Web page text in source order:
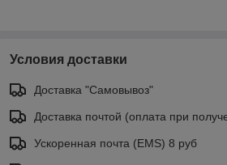
Условия доставки
Доставка "Самовывоз"
Доставка почтой (оплата при
Ускоренная почта (EMS) 8 руб